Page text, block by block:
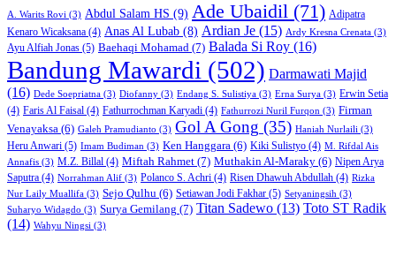
A. Warits Rovi (3) Abdul Salam HS (9) Ade Ubaidil (71) Adipatra
Kenaro Wicaksana (4) Anas Al Lubab (8) Ardian Je (15) Ardy Kresna Crenata (3)
Ayu Alfiah Jonas (5) Baehaqi Mohamad (7) Balada Si Roy (16)
Bandung Mawardi (502) Darmawati Majid
(16) Dede Soepriatna (3) Diofanny (3) Endang S. Sulistiya (3) Erna Surya (3) Erwin Setia
(4) Faris Al Faisal (4) Fathurrochman Karyadi (4) Fathurrozi Nuril Furqon (3) Firman
Venayaksa (6) Galeh Pramudianto (3) Gol A Gong (35) Haniah Nurlaili (3)
Heru Anwari (5) Imam Budiman (3) Ken Hanggara (6) Kiki Sulistyo (4) M. Rifdal Ais
Annafis (3) M.Z. Billal (4) Miftah Rahmet (7) Muthakin Al-Maraky (6) Nipen Arya
Saputra (4) Norrahman Alif (3) Polanco S. Achri (4) Risen Dhawuh Abdullah (4) Rizka
Nur Laily Muallifa (3) Sejo Qulhu (6) Setiawan Jodi Fakhar (5) Setyaningsih (3)
Suharyo Widagdo (3) Surya Gemilang (7) Titan Sadewo (13) Toto ST Radik
(14) Wahyu Ningsi (3)